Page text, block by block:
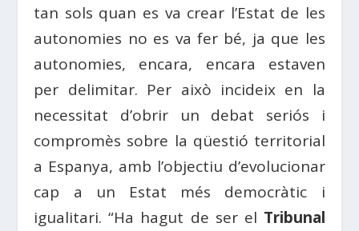
tan sols quan es va crear l’Estat de les
autonomies no es va fer bé, ja que les
autonomies, encara, encara estaven
per delimitar. Per això incideix en la
necessitat d’obrir un debat seriós i
compromès sobre la qüestió territorial
a Espanya, amb l’objectiu d’evolucionar
cap a un Estat més democràtic i
igualitari. “Ha hagut de ser el Tribunal